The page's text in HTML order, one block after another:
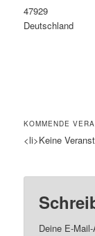
47929
Deutschland
KOMMENDE
<li>Keine
Deine E-